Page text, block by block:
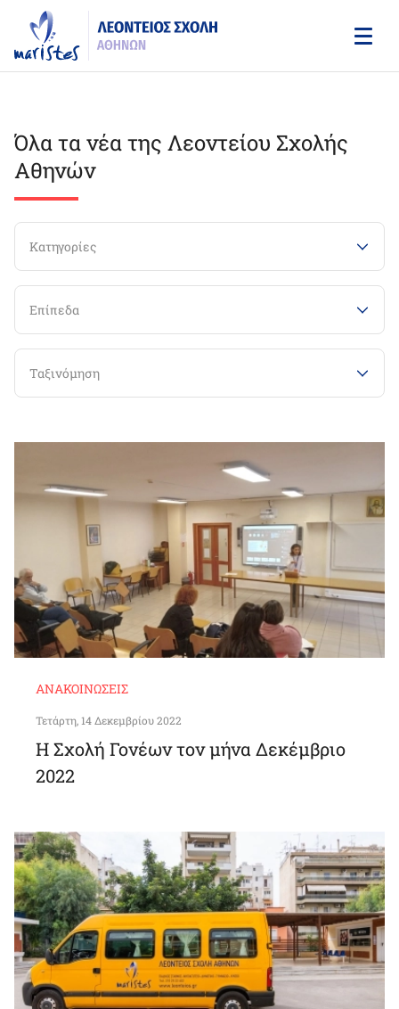
main
content
Όλα τα νέα της Λεοντείου Σχολής
Αθηνών
Κατηγορίες
Επίπεδα
Ταξινόμηση
ΑΝΑΚΟΙΝΏΣΕΙΣ
Τετάρτη, 14 Δεκεμβρίου 2022
Η Σχολή Γονέων τον μήνα Δεκέμβριο
2022